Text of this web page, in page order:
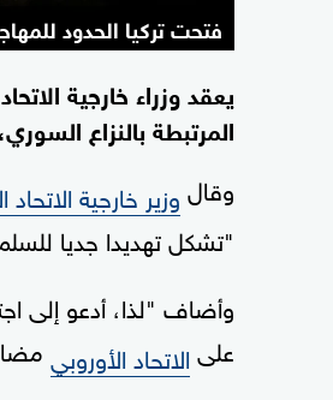
فتحت تركيا الحدود
يعقد وزراء خارجية
المرتبطة بالنزاع
وقال وزير خارجية الاتحاد
"تشكل تهديدا جديا
وأضاف "لذا، أدعو إلى
على الاتحاد الأوروبي